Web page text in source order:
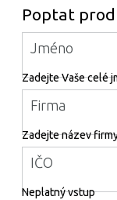
Poptat
Jméno
Zadejte Vaše celé
Firma
Zadejte název
IČO
Neplatný vstup